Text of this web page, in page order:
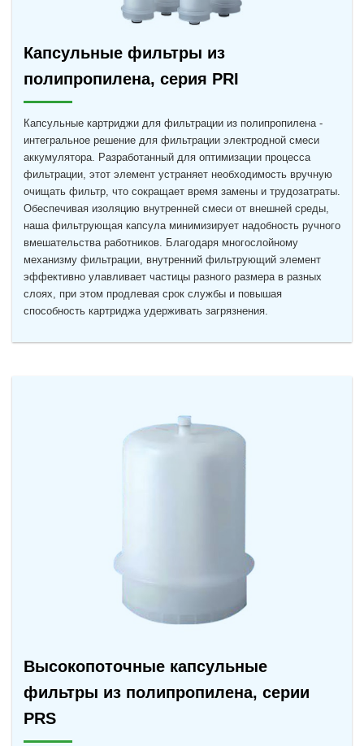
Капсульные фильтры из
полипропилена, серия PRI
Капсульные картриджи для фильтрации из полипропилена -
интегральное решение для фильтрации электродной смеси
аккумулятора. Разработанный для оптимизации процесса
фильтрации, этот элемент устраняет необходимость вручную
очищать фильтр, что сокращает время замены и трудозатраты.
Обеспечивая изоляцию внутренней смеси от внешней среды,
наша фильтрующая капсула минимизирует надобность ручного
вмешательства работников. Благодаря многослойному
механизму фильтрации, внутренний фильтрующий элемент
эффективно улавливает частицы разного размера в разных
слоях, при этом продлевая срок службы и повышая
способность картриджа удерживать загрязнения.
Высокопоточные капсульные
фильтры из полипропилена, серии
PRS